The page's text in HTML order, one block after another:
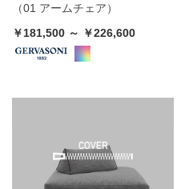
（01 アームチェア）
￥181,500 ～ ￥226,600